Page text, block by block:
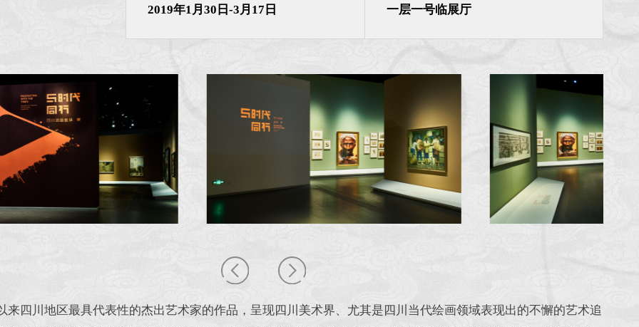
2019年1月30日-3月17日 一层一号临展厅
来四川地区最具代表性的杰出艺术家的作品，呈现四川美术界、尤其是四川当代绘画领域表现出的不懈的艺术追